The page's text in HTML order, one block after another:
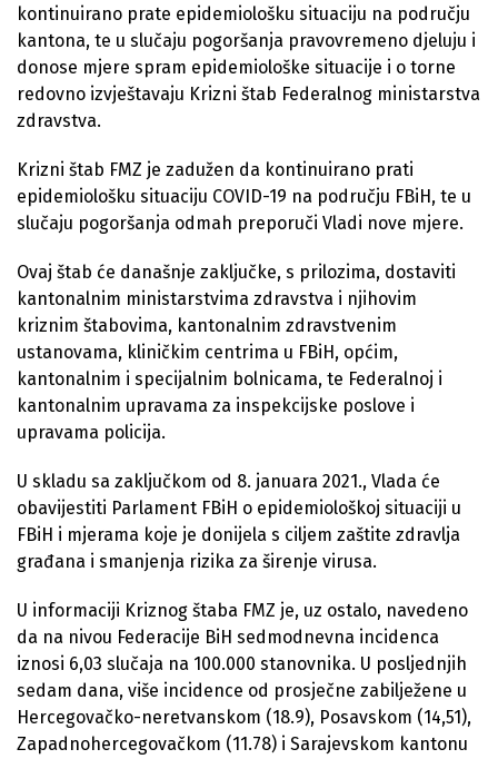
kontinuirano prate epidemiološku situaciju na području
kantona, te u slučaju pogoršanja pravovremeno djeluju i
donose mjere spram epidemiološke situacije i o torne
redovno izvještavaju Krizni štab Federalnog ministarstva
zdravstva.
Krizni štab FMZ je zadužen da kontinuirano prati
epidemiološku situaciju COVID-19 na području FBiH, te u
slučaju pogoršanja odmah preporuči Vladi nove mjere.
Ovaj štab će današnje zaključke, s prilozima, dostaviti
kantonalnim ministarstvima zdravstva i njihovim
kriznim štabovima, kantonalnim zdravstvenim
ustanovama, kliničkim centrima u FBiH, općim,
kantonalnim i specijalnim bolnicama, te Federalnoj i
kantonalnim upravama za inspekcijske poslove i
upravama policija.
U skladu sa zaključkom od 8. januara 2021., Vlada će
obavijestiti Parlament FBiH o epidemiološkoj situaciji u
FBiH i mjerama koje je donijela s ciljem zaštite zdravlja
građana i smanjenja rizika za širenje virusa.
U informaciji Kriznog štaba FMZ je, uz ostalo, navedeno
da na nivou Federacije BiH sedmodnevna incidenca
iznosi 6,03 slučaja na 100.000 stanovnika. U posljednjih
sedam dana, više incidence od prosječne zabilježene u
Hercegovačko-neretvanskom (18.9), Posavskom (14,51),
Zapadnohercegovačkom (11.78) i Sarajevskom kantonu